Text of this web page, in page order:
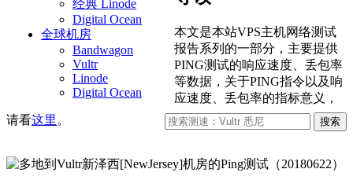
经典 Linode
Digital Ocean
全球机房
Bandwagon
Vultr
Linode
Digital Ocean
本文是本站VPS主机网络测试
报告系列的一部分，主要提供
PING测试的响应速度、丢包率
等数据，关于PING指令以及响
应速度、丢包率的指标意义，
请看这里 。